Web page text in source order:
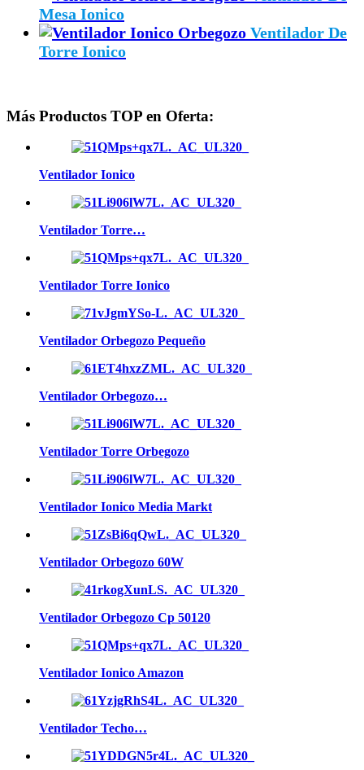
Mesa Ionico
Ventilador De
Torre Ionico
Más Productos TOP en Oferta:
Ventilador Ionico
Ventilador Torre…
Ventilador Torre Ionico
Ventilador Orbegozo Pequeño
Ventilador Orbegozo…
Ventilador Torre Orbegozo
Ventilador Ionico Media Markt
Ventilador Orbegozo 60W
Ventilador Orbegozo Cp 50120
Ventilador Ionico Amazon
Ventilador Techo…